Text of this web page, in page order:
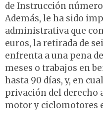
de Instrucción
Además, le ha sido
administrativa que
euros, la retirada de
enfrenta a una pena
meses o trabajos en
hasta 90 días, y, en
privación del derecho
motor y ciclomotores